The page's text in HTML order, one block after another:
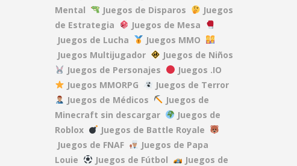
8.63K
FNAF: Secret of the ..
13.1K
DEAD RAILS
27.5K
REPO
40.1K
Mental
Juegos de Disparos
Juegos
de Estrategia
Juegos de Mesa
Juegos de Lucha
Juegos MMO
Juegos Multijugador
Juegos de Niños
Juegos de Personajes
Juegos .IO
Juegos MMORPG
Juegos de Terror
Juegos de Médicos
Juegos de
Minecraft sin descargar
Juegos de
Roblox
Juegos de Battle Royale
Juegos de FNAF
Juegos de Papa
Louie
Juegos de Fútbol
Juegos de